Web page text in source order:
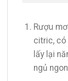
Rượu
citric, có
lấy lại
ngủ